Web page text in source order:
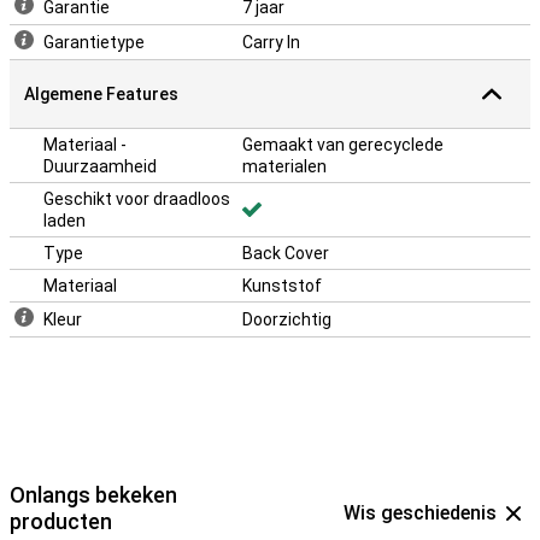
Met deze cover bescherm je de zijkanten en achterkant van je
telefoon. Dankzij uitsparingen kun je de poorten, knoppen en
camera’s zonder problemen blijven gebruiken. Deze hoes valt alleen
om de achterkant, dus om het display te beschermen gebruik je
een screenprotector.
Garantie
7 jaar
Garantietype
Carry In
Algemene Features
Materiaal -
Duurzaamheid
Gemaakt van gerecyclede
materialen
Geschikt voor draadloos
laden
Type
Back Cover
Materiaal
Kunststof
Kleur
Doorzichtig
Onlangs bekeken
producten
Wis geschiedenis